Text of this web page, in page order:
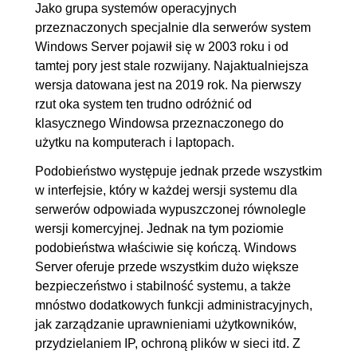
Jako grupa systemów operacyjnych
przeznaczonych specjalnie dla serwerów system
Windows Server pojawił się w 2003 roku i od
tamtej pory jest stale rozwijany. Najaktualniejsza
wersja datowana jest na 2019 rok. Na pierwszy
rzut oka system ten trudno odróżnić od
klasycznego Windowsa przeznaczonego do
użytku na komputerach i laptopach.
Podobieństwo występuje jednak przede wszystkim
w interfejsie, który w każdej wersji systemu dla
serwerów odpowiada wypuszczonej równolegle
wersji komercyjnej. Jednak na tym poziomie
podobieństwa właściwie się kończą. Windows
Server oferuje przede wszystkim dużo większe
bezpieczeństwo i stabilność systemu, a także
mnóstwo dodatkowych funkcji administracyjnych,
jak zarządzanie uprawnieniami użytkowników,
przydzielaniem IP, ochroną plików w sieci itd. Z